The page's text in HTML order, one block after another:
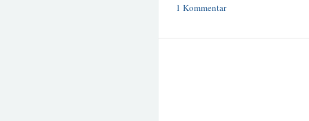
1 Kommentar